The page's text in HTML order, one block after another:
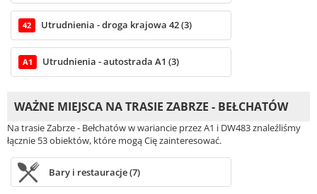
42 Utrudnienia - droga krajowa 42 (3)
A1 Utrudnienia - autostrada A1 (3)
WAŻNE MIEJSCA NA TRASIE ZABRZE - BEŁCHATÓW
Na trasie Zabrze - Bełchatów w wariancie przez A1 i DW483 znaleźliśmy
łącznie 53 obiektów, które mogą Cię zainteresować.
Bary i restauracje (7)